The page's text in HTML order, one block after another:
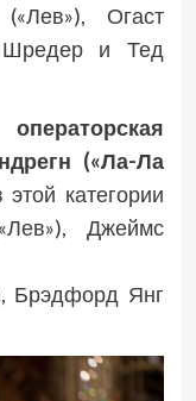
Огаст
Шредер и Тед
(«Ла-Ла
категории
Джеймс
Брэдфорд Янг